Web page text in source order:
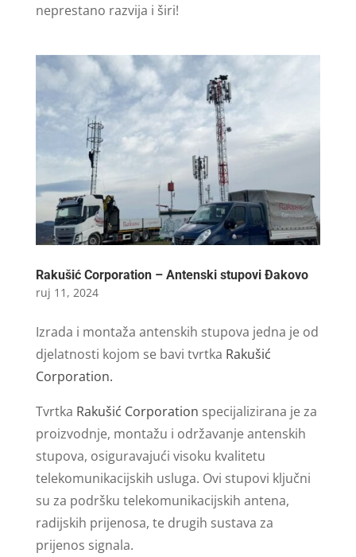
neprestano razvija i širi!
Rakušić Corporation – Antenski stupovi Đakovo
ruj 11, 2024
Izrada i montaža antenskih stupova jedna je od
djelatnosti kojom se bavi tvrtka Rakušić
Corporation.
Tvrtka Rakušić Corporation specijalizirana je za
proizvodnje, montažu i održavanje antenskih
stupova, osiguravajući visoku kvalitetu
telekomunikacijskih usluga. Ovi stupovi ključni
su za podršku telekomunikacijskih antena,
radijskih prijenosa, te drugih sustava za
prijenos signala.